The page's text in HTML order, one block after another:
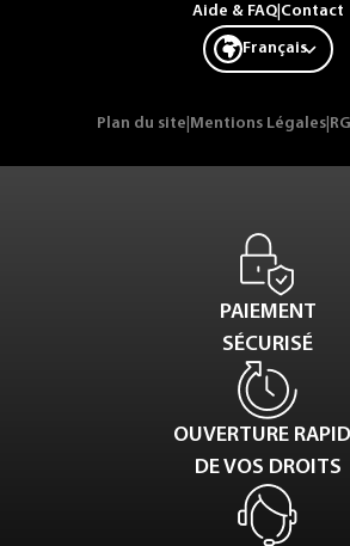
Aide & FAQ| Contact
Français
Plan du site Mentions Légales
PAIEMENT
SÉCURISÉ
OUVERTURE
DE VOS DROITS